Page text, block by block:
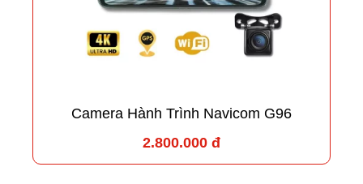
Camera Hành Trình Navicom G96
2.800.000 đ